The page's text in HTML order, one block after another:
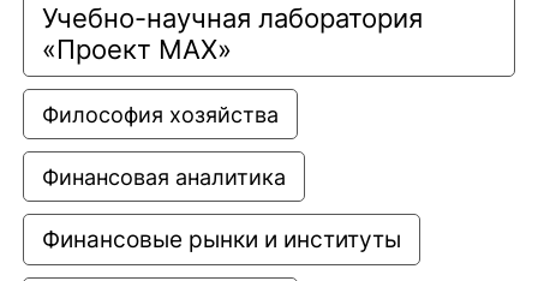
Учебно-научная лаборатория
«Проект МАХ»
Философия хозяйства
Финансовая аналитика
Финансовые рынки и институты